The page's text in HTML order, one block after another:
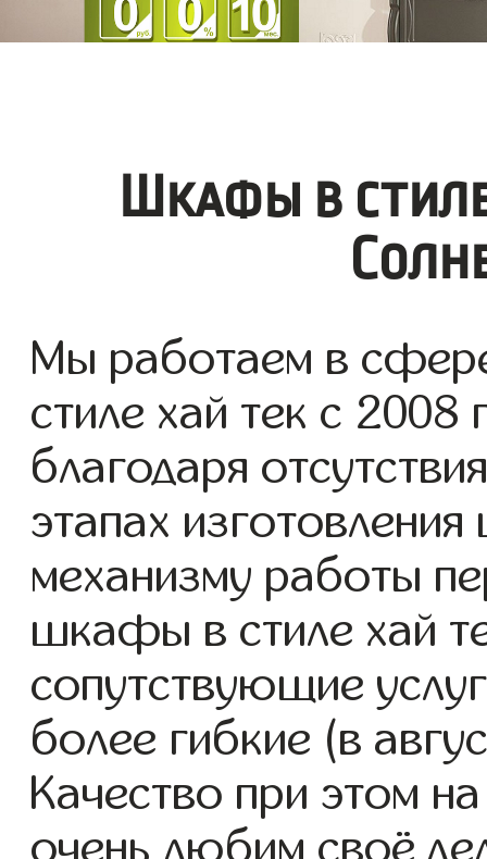
Шкафы в
Мы работаем в
стиле хай тек с 2008
благодаря
этапах
механизму работы
шкафы в стиле хай
сопутствующие
более гибкие (в
Качество при этом
очень любим своё